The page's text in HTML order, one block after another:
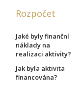
Rozpočet
Jaké byly finanční
náklady na
realizaci aktivity?
Jak byla aktivita
financována?